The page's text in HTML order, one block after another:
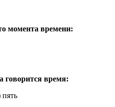
момента времени:
говорится время:
пять